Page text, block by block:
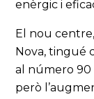
enèrgic i
El nou
Nova, tingué
al número 90
però